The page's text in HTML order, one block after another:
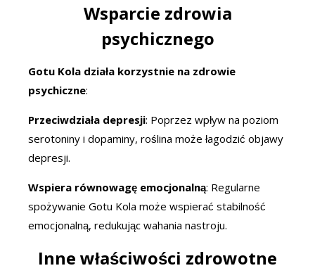
Wsparcie zdrowia
psychicznego
Gotu Kola działa korzystnie na zdrowie
psychiczne:
Przeciwdziała depresji: Poprzez wpływ na poziom
serotoniny i dopaminy, roślina może łagodzić objawy
depresji.
Wspiera równowagę emocjonalną: Regularne
spożywanie Gotu Kola może wspierać stabilność
emocjonalną, redukując wahania nastroju.
Inne właściwości zdrowotne